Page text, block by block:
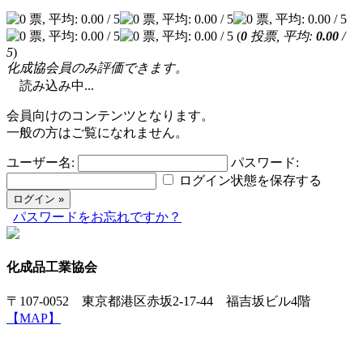
(0 投票, 平均: 0.00 /
5)
化成協会員のみ評価できます。
読み込み中...
会員向けのコンテンツとなります。
一般の方はご覧になれません。
ユーザー名:
パスワード:
ログイン状態を保存する
パスワードをお忘れですか？
化成品工業協会
〒107-0052 東京都港区赤坂2-17-44 福吉坂ビル4階
【MAP】